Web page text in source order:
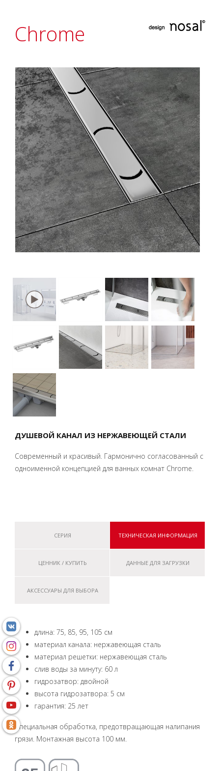
Chrome
ДУШЕВОЙ КАНАЛ ИЗ НЕРЖАВЕЮЩЕЙ СТАЛИ
Современный и красивый. Гармонично согласованный с
одноименной концепцией для ванных комнат Chrome.
СЕРИЯ ТЕХНИЧЕСКАЯ ИНФОРМАЦИЯ
ЦЕННИК / КУПИТЬ ДАННЫЕ ДЛЯ ЗАГРУЗКИ
АКСЕССУАРЫ ДЛЯ ВЫБОРА
длина: 75, 85, 95, 105 см
материал канала: нержавеющая сталь
материал решетки: нержавеющая сталь
слив воды за минуту: 60 л
гидрозатвор: двойной
высота гидрозатвора: 5 см
гарантия: 25 лет
Специальная обработка, предотвращающая налипания
грязи. Монтажная высота 100 мм.